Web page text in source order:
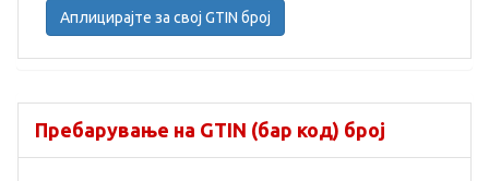
Аплицирајте за свој GTIN број
Пребарување на GTIN (бар код) број